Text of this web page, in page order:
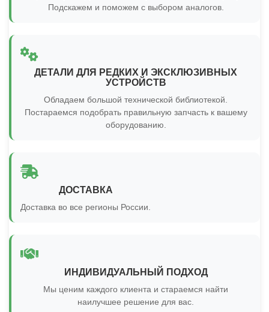
Подскажем и поможем с выбором аналогов.
ДЕТАЛИ ДЛЯ РЕДКИХ И ЭКСКЛЮЗИВНЫХ
УСТРОЙСТВ
Обладаем большой технической библиотекой.
Постараемся подобрать правильную запчасть к вашему
оборудованию.
ДОСТАВКА
Доставка во все регионы России.
ИНДИВИДУАЛЬНЫЙ ПОДХОД
Мы ценим каждого клиента и стараемся найти
наилучшее решение для вас.